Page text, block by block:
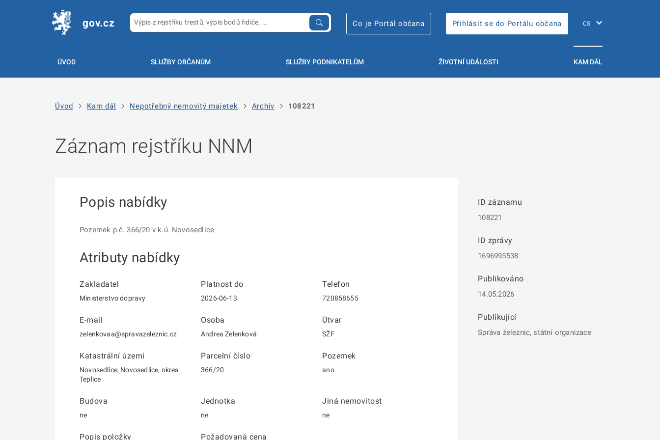
gov.cz Co je Portál občana Přihlásit se do Portálu občana
ÚVOD SLUŽBY OBČANŮM SLUŽBY PODNIKATELŮM ŽIVOTNÍ UDÁLOSTI KAM DÁL
Úvod Kam dál Nepotřebný nemovitý majetek Archiv 108221
Záznam rejstříku NNM
ID záznamu
108221
ID zprávy
1696995538
Publikováno
14.05.2026
Publikující
Správa železnic, státní organizace
Popis nabídky
Pozemek p.č. 366/20 v k.ú. Novosedlice
Atributy nabídky
Zakladatel
Ministerstvo dopravy
Platnost do
2026-06-13
Telefon
720858655
E-mail
zelenkovaa@spravazeleznic.cz
Osoba
Andrea Zelenková
Útvar
SŽF
Katastrální území
Novosedlice, Novosedlice, okres
Teplice
Parcelní číslo
366/20
Pozemek
ano
Budova
ne
Jednotka
ne
Jiná nemovitost
ne
Popis položky Požadovaná cena